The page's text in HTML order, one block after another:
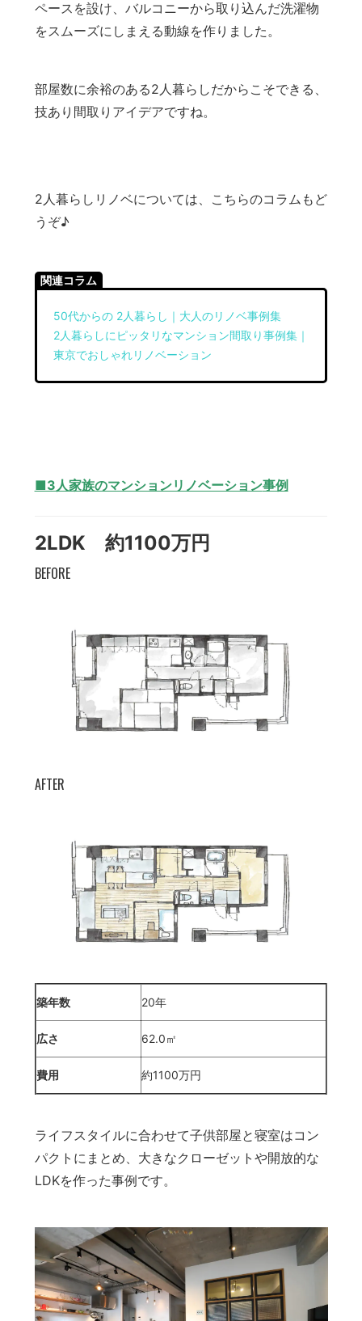
ペースを設け、バルコニーから取り込んだ洗濯物
をスムーズにしまえる動線を作りました。
部屋数に余裕のある2人暮らしだからこそできる、
技あり間取りアイデアですね。
2人暮らしリノベについては、こちらのコラムもど
うぞ♪
関連コラム
50代からの 2人暮らし｜大人のリノベ事例集
2人暮らしにピッタリなマンション間取り事例集｜
東京でおしゃれリノベーション
■3人家族のマンションリノベーション事例
2LDK 約1100万円
BEFORE
AFTER
築年数 20年
広さ 62.0㎡
費用 約1100万円
ライフスタイルに合わせて子供部屋と寝室はコン
パクトにまとめ、大きなクローゼットや開放的な
LDKを作った事例です。